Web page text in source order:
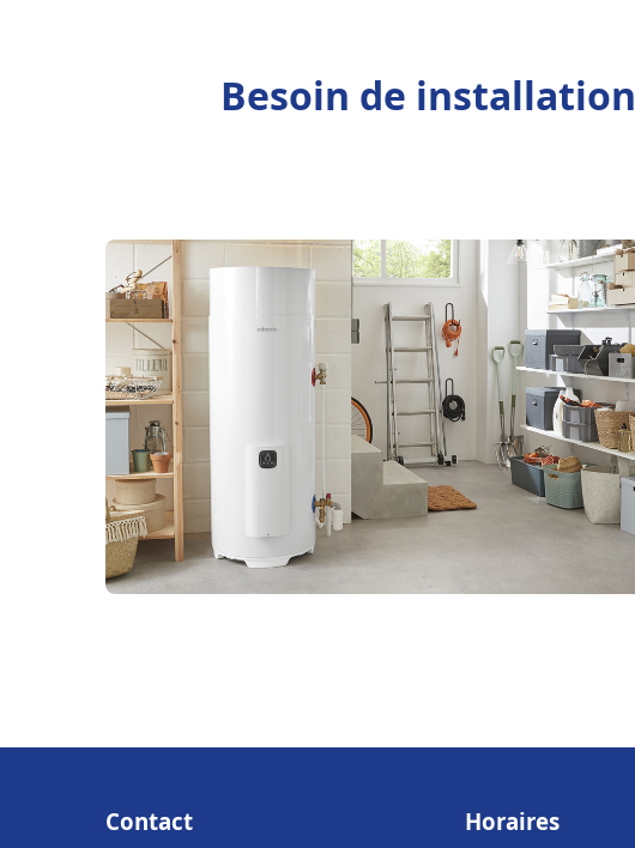
Besoin de
Contact Horaires